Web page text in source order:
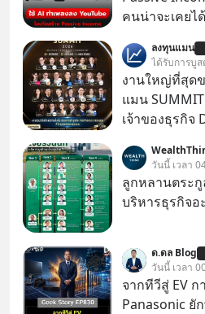
คนน่าจะเคยไ
รู้ตัวเรา” จาก
MUSIC ที่ตอ
ล้านครั้งแล้ว
ลงทุนแมน
ได้รับการบู
งานใหญ่ที่สุด
แมน
เจ้าของธุรกิจ
Fastwork,
มาแชร์ความรู้
วันนี้ เวลา
ลูกหลานตระกู
บริหารธุรกิจอ
ด.ดล Blog
วันนี้ เวลา
จากทีวีสู่ EV ก
Panasonic ยั